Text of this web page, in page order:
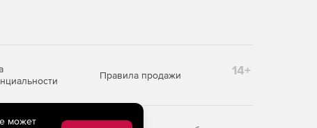
Правила продажи 14+
может